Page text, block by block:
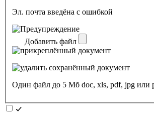
Эл. почта введёна с ошибкой
Добавить файл
Один файл до 5 Мб doc, xls, pdf, jpg или